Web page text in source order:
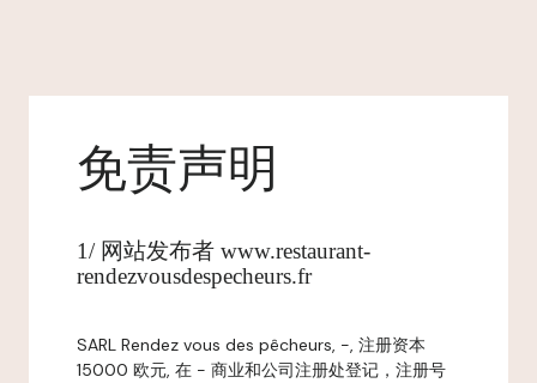
免责声明
1/ 网站发布者 www.restaurant-
rendezvousdespecheurs.fr
SARL Rendez vous des pêcheurs, -, 注册资本
15000 欧元, 在 - 商业和公司注册处登记，注册号